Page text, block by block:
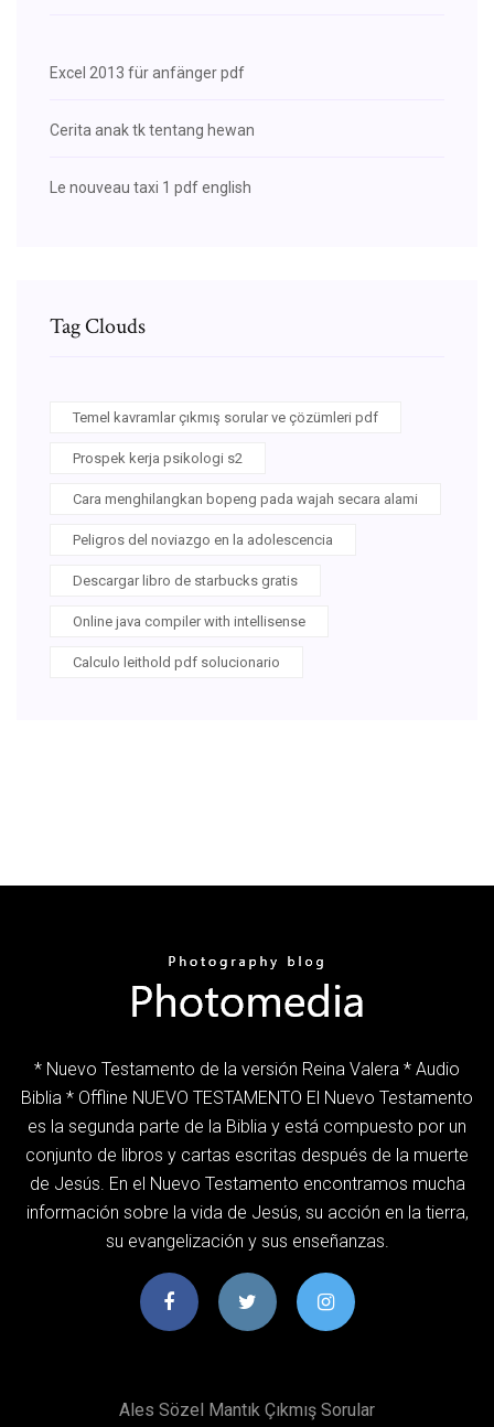
Excel 2013 für anfänger pdf
Cerita anak tk tentang hewan
Le nouveau taxi 1 pdf english
Tag Clouds
Temel kavramlar çıkmış sorular ve çözümleri pdf
Prospek kerja psikologi s2
Cara menghilangkan bopeng pada wajah secara alami
Peligros del noviazgo en la adolescencia
Descargar libro de starbucks gratis
Online java compiler with intellisense
Calculo leithold pdf solucionario
* Nuevo Testamento de la versión Reina Valera * Audio
Biblia * Offline NUEVO TESTAMENTO El Nuevo Testamento
es la segunda parte de la Biblia y está compuesto por un
conjunto de libros y cartas escritas después de la muerte
de Jesús. En el Nuevo Testamento encontramos mucha
información sobre la vida de Jesús, su acción en la tierra,
su evangelización y sus enseñanzas.
Ales Sözel Mantık Çıkmış Sorular